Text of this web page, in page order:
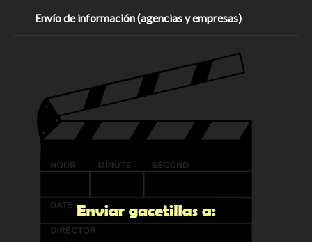
Envío de información (agencias y empresas)